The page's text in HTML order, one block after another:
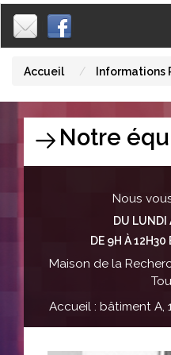
Accueil Informations
Notre
Nous
DU LUNDI
DE 9H À 12H30
Maison de la
Accueil : bâtiment A,